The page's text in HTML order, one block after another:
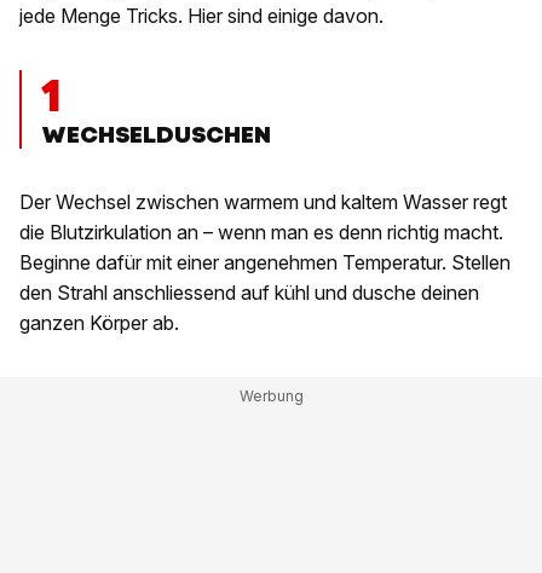
jede Menge Tricks. Hier sind einige davon.
1
WECHSELDUSCHEN
Der Wechsel zwischen warmem und kaltem Wasser regt
die Blutzirkulation an – wenn man es denn richtig macht.
Beginne dafür mit einer angenehmen Temperatur. Stellen
den Strahl anschliessend auf kühl und dusche deinen
ganzen Körper ab.